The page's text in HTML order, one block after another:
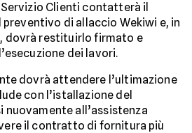
Clienti contatterà il
di allaccio Wekiwi e, in
dovrà restituirlo firmato e
dei lavori.
dovrà attendere l’ultimazione
con l’istallazione del
all’assistenza
il contratto di fornitura più